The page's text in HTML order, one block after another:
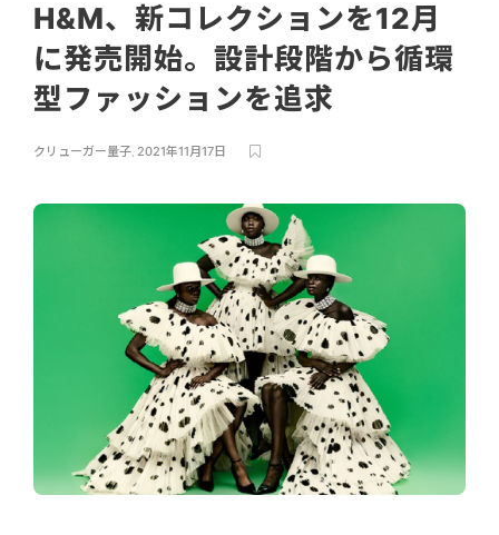
H&M、新コレクションを12月
に発売開始。設計段階から循環
型ファッションを追求
クリューガー量子, 2021年11月17日